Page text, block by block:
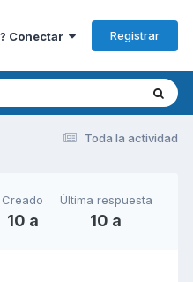
Conectar Registrar
Toda la actividad
Creado
10 a
Última respuesta
10 a